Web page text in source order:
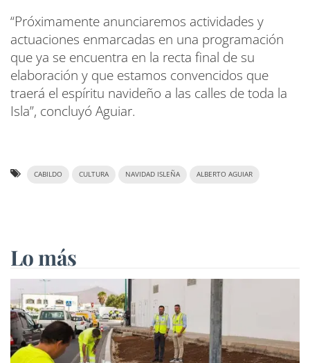
“Próximamente anunciaremos actividades y
actuaciones enmarcadas en una programación
que ya se encuentra en la recta final de su
elaboración y que estamos convencidos que
traerá el espíritu navideño a las calles de toda la
Isla”, concluyó Aguiar.
CABILDO CULTURA NAVIDAD ISLEÑA ALBERTO AGUIAR
Lo más